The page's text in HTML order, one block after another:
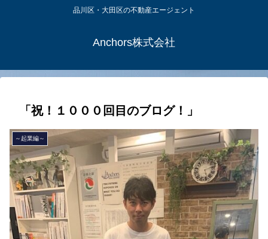
品川区・大田区の不動産エージェント
Anchors株式会社
「祝！１０００回目のブログ！」
～起業編～